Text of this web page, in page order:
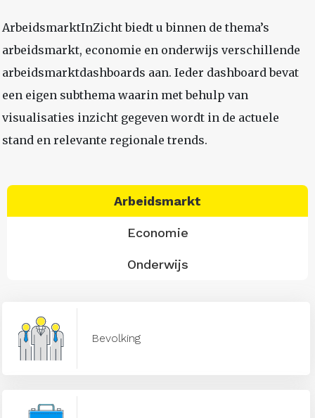
ArbeidsmarktInZicht biedt u binnen de thema’s
arbeidsmarkt, economie en onderwijs verschillende
arbeidsmarktdashboards aan. Ieder dashboard bevat
een eigen subthema waarin met behulp van
visualisaties inzicht gegeven wordt in de actuele
stand en relevante regionale trends.
Arbeidsmarkt
Economie
Onderwijs
Bevolking